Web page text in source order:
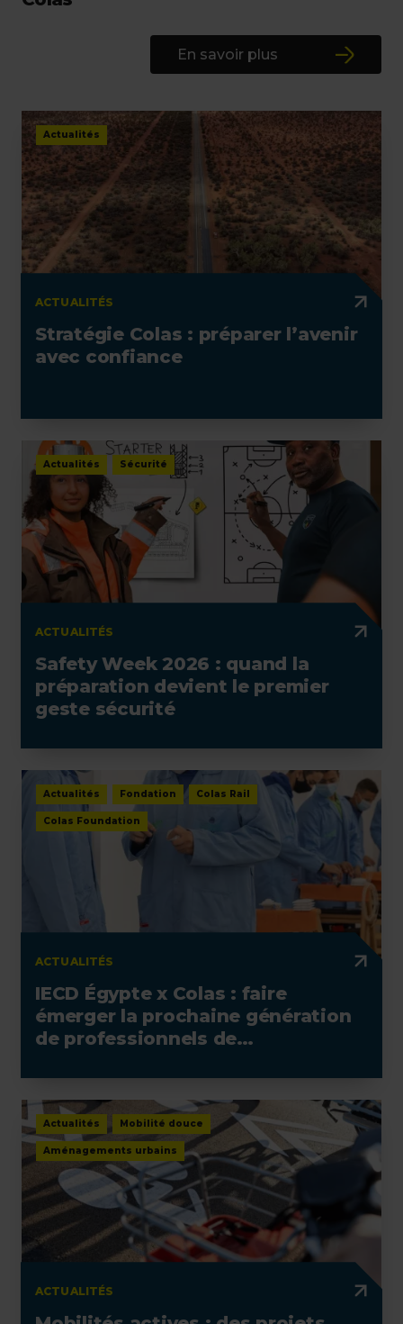
En savoir plus
Actualités
ACTUALITÉS
Stratégie Colas : préparer l’avenir
avec confiance
Actualités Sécurité
ACTUALITÉS
Safety Week 2026 : quand la
préparation devient le premier
geste sécurité
Actualités Fondation Colas Rail
Colas Foundation
ACTUALITÉS
IECD Égypte x Colas : faire
émerger la prochaine génération
de professionnels de
Actualités Mobilité douce
Aménagements urbains
ACTUALITÉS